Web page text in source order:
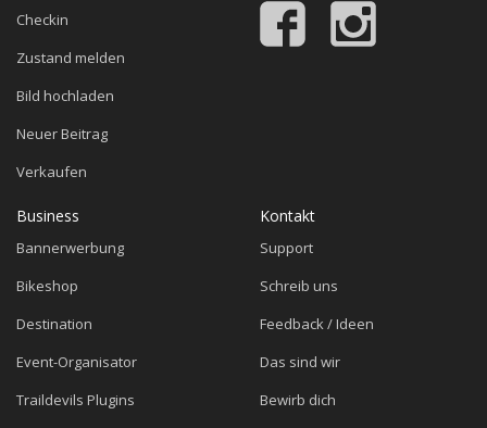
Checkin
Zustand melden
Bild hochladen
Neuer Beitrag
Verkaufen
Business
Bannerwerbung
Bikeshop
Destination
Event-Organisator
Traildevils Plugins
Kontakt
Support
Schreib uns
Feedback / Ideen
Das sind wir
Bewirb dich